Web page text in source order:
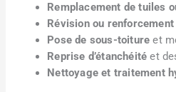
Remplacement de tuiles
Révision ou
Pose de sous-toiture et
Reprise d’étanchéité et
Nettoyage et traitement